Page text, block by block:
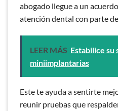
abogado llegue a un
atención dental con parte
LEER MÁS Estabilice su
miniimplantarias
Estete ayuda a sentirte
reunir pruebas que